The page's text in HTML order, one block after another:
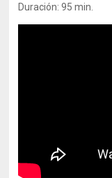
Duración: 95 min.